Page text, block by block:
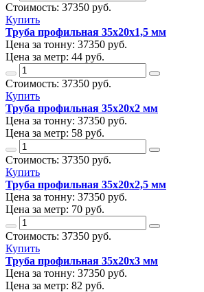
Стоимость: 37350 руб.
Купить
Труба профильная 35х20х1,5 мм
Цена за тонну: 37350 руб.
Цена за метр: 44 руб.
Стоимость: 37350 руб.
Купить
Труба профильная 35х20х2 мм
Цена за тонну: 37350 руб.
Цена за метр: 58 руб.
Стоимость: 37350 руб.
Купить
Труба профильная 35х20х2,5 мм
Цена за тонну: 37350 руб.
Цена за метр: 70 руб.
Стоимость: 37350 руб.
Купить
Труба профильная 35х20х3 мм
Цена за тонну: 37350 руб.
Цена за метр: 82 руб.